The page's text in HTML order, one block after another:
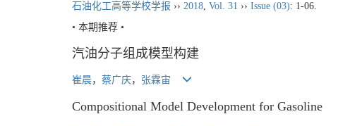
石油化工高等学校学报 ›› 2018, Vol. 31 ›› Issue (03): 1-06.
• 本期推荐 •
汽油分子组成模型构建
崔晨， 蔡广庆， 张霖宙
Compositional Model Development for Gasoline